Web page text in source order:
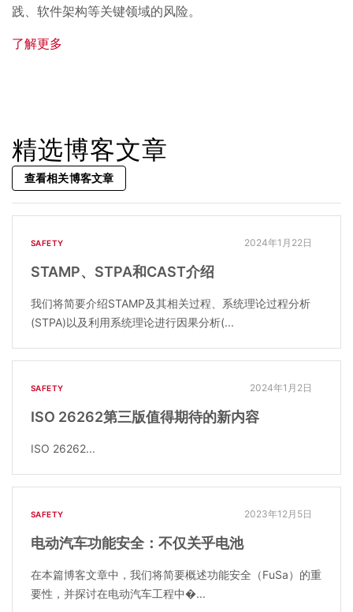
践、软件架构等关键领域的风险。
了解更多
精选博客文章
查看相关博客文章
SAFETY 2024年1月22日
STAMP、STPA和CAST介绍
我们将简要介绍STAMP及其相关过程、系统理论过程分析
(STPA)以及利用系统理论进行因果分析(...
SAFETY 2024年1月2日
ISO 26262第三版值得期待的新内容
ISO 26262...
SAFETY 2023年12月5日
电动汽车功能安全：不仅关乎电池
在本篇博客文章中，我们将简要概述功能安全（FuSa）的重
要性，并探讨在电动汽车工程中�...